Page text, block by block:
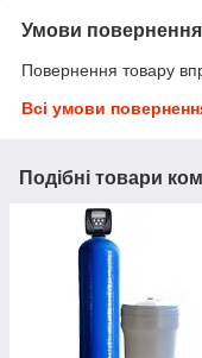
Умови повернення
Повернення товару
Всі умови
Подібні товари